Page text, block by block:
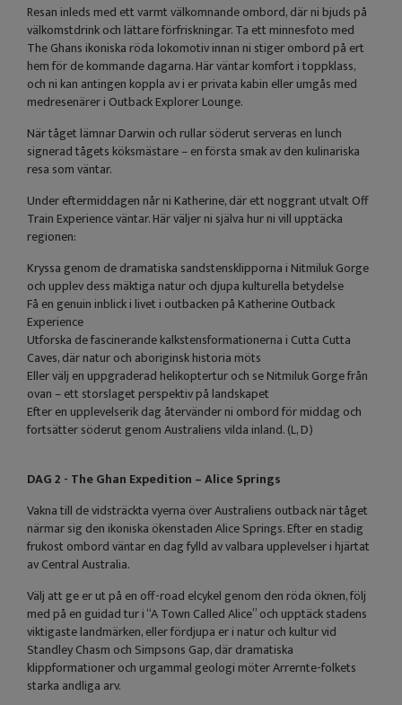
Resan inleds med ett varmt välkomnande ombord, där ni bjuds på
välkomstdrink och lättare förfriskningar. Ta ett minnesfoto med
The Ghans ikoniska röda lokomotiv innan ni stiger ombord på ert
hem för de kommande dagarna. Här väntar komfort i toppklass,
och ni kan antingen koppla av i er privata kabin eller umgås med
medresenärer i Outback Explorer Lounge.
När tåget lämnar Darwin och rullar söderut serveras en lunch
signerad tågets köksmästare – en första smak av den kulinariska
resa som väntar.
Under eftermiddagen når ni Katherine, där ett noggrant utvalt Off
Train Experience väntar. Här väljer ni själva hur ni vill upptäcka
regionen:
Kryssa genom de dramatiska sandstensklipporna i Nitmiluk Gorge
och upplev dess mäktiga natur och djupa kulturella betydelse
Få en genuin inblick i livet i outbacken på Katherine Outback
Experience
Utforska de fascinerande kalkstensformationerna i Cutta Cutta
Caves, där natur och aboriginsk historia möts
Eller välj en uppgraderad helikoptertur och se Nitmiluk Gorge från
ovan – ett storslaget perspektiv på landskapet
Efter en upplevelserik dag återvänder ni ombord för middag och
fortsätter söderut genom Australiens vilda inland. (L, D)
DAG 2 - The Ghan Expedition – Alice Springs
Vakna till de vidsträckta vyerna över Australiens outback när tåget
närmar sig den ikoniska ökenstaden Alice Springs. Efter en stadig
frukost ombord väntar en dag fylld av valbara upplevelser i hjärtat
av Central Australia.
Välj att ge er ut på en off-road elcykel genom den röda öknen, följ
med på en guidad tur i “A Town Called Alice” och upptäck stadens
viktigaste landmärken, eller fördjupa er i natur och kultur vid
Standley Chasm och Simpsons Gap, där dramatiska
klippformationer och urgammal geologi möter Arrernte-folkets
starka andliga arv.